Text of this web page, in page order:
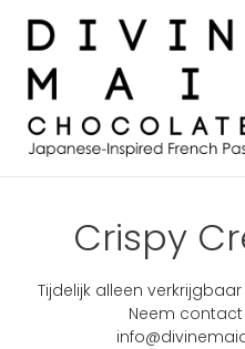
content
C
o
Crispy
Tijdelijk alleen
Neem